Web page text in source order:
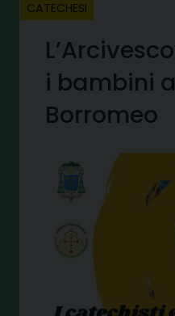
CATECHESI
i bambini
Borromeo